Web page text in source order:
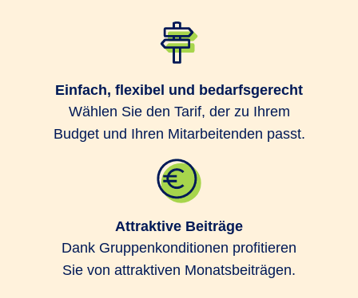
Sie können Ihre Mitarbeitenden einfach
Firmenportal Vorsorgezum
Gruppenversicherungsvertrag
anmelden
Die Leistungsabrechnung erfolgt direkt
zwischen uns und Ihren Mitarbeitenden,
ohne Aufwand für Sie.
Der Abschluss eines
Einfach, flexibel und bedarfsgerecht
Wählen Sie den Tarif, der zu Ihrem
Budget und Ihren Mitarbeitenden passt.
Attraktive Beiträge
Dank Gruppenkonditionen profitieren
Sie von attraktiven Monatsbeiträgen.